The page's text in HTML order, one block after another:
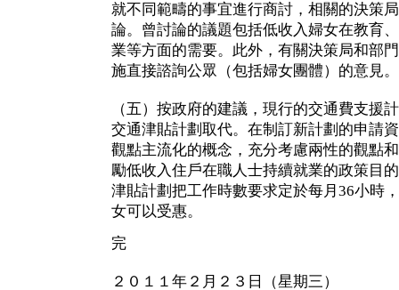
就不同範疇的事宜進行商討，相關的決策
論。曾討論的議題包括低收入婦女在教育
業等方面的需要。此外，有關決策局和部
施直接諮詢公眾（包括婦女團體）的意見。
（五）按政府的建議，現行的交通費支援
交通津貼計劃取代。在制訂新計劃的申請
觀點主流化的概念，充分考慮兩性的觀點
勵低收入住戶在職人士持續就業的政策目
津貼計劃把工作時數要求定於每月36小時
女可以受惠。
完
２０１１年２月２３日（星期三）